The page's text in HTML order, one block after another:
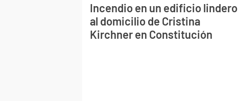
Incendio en un edificio lindero
al domicilio de Cristina
Kirchner en Constitución